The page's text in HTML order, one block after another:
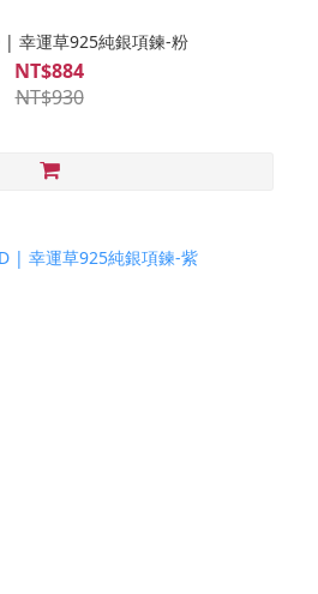
| 幸運草925純銀項鍊-粉
NT$884
NT$930